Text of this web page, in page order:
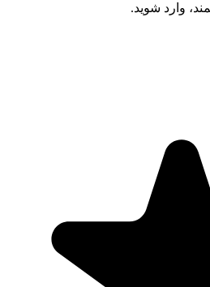
وارد شوید.